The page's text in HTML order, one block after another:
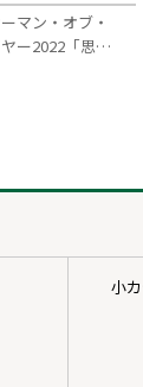
マン・オブ・
ー2022「思…
小